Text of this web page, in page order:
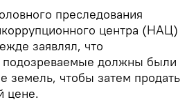
преследования
центра (НАЦ)
заявлял, что
должны были
земель, чтобы затем продать
цене.